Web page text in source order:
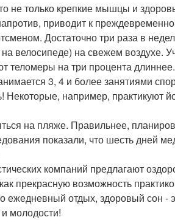
не только крепкие мышцы и
приводит к
Достаточно три раза в
на велосипеде) на свежем
теломеры на три процента
3, 4 и более занятиями
Некоторые, например, практикуют
на пляже. Правильнее,
показали, что шесть дней
компаний предлагают
прекрасную возможность
ежедневный отдых, здоровый сон -
молодости!